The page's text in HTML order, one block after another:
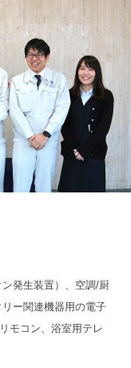
発生装置）、空調/厨
ー関連機器用の電子
モコン、浴室用テレ